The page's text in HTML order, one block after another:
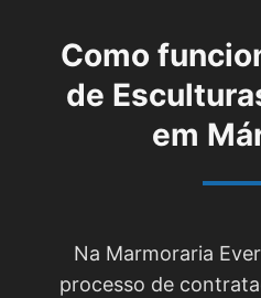
Como
de
em
Na Marmoraria
processo de